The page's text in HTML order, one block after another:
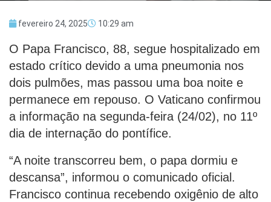
fevereiro 24, 2025 10:29 am
O Papa Francisco, 88, segue hospitalizado em
estado crítico devido a uma pneumonia nos
dois pulmões, mas passou uma boa noite e
permanece em repouso. O Vaticano confirmou
a informação na segunda-feira (24/02), no 11º
dia de internação do pontífice.
“A noite transcorreu bem, o papa dormiu e
descansa”, informou o comunicado oficial.
Francisco continua recebendo oxigênio de alto